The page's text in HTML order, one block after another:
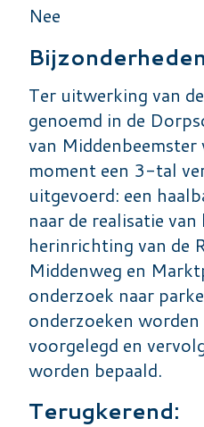
Nee
Ter uitwerking van
genoemd in de
van
moment een 3-tal
uitgevoerd: een
naar de realisatie
herinrichting van de
Middenweg en
onderzoek naar
onderzoeken worden
voorgelegd en
worden bepaald.
Terugkerend: